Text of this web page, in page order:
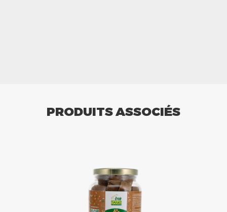
PRODUITS ASSOCIÉS